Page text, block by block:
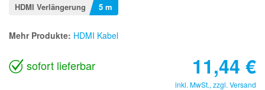
HDMI Verlängerung 5 m
Mehr Produkte: HDMI Kabel
sofort lieferbar 11,44 €
inkl. MwSt., zzgl. Versand